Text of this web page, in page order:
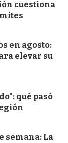
cuestiona
en agosto:
elevar su
qué pasó
semana: La